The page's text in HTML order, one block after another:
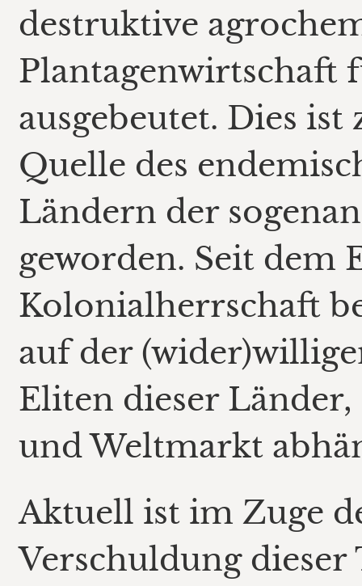
destruktive
Plantagenwirtschaft
ausgebeutet. Dies
Quelle des
Ländern der
geworden. Seit dem
Kolonialherrschaft
auf der
Eliten dieser
und Weltmarkt
Aktuell ist im Zuge
Verschuldung dieser